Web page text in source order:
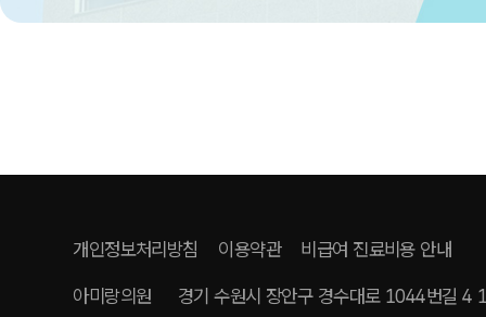
개인정보처리방침 이용약관 비급여 진료비용 안내
아미랑의원
경기 수원시 장안구 경수대로 1044번길 4